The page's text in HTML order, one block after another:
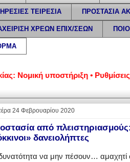
ΤΕΙΡΕΣΙΑ ΠΡΟΣΤΑΣΙΑ
ΧΡΕΩΝ ΕΠΙΧ/ΣΕΩΝ
υποστήριξη • Ρυθμίσεις
24 Φεβρουαρίου 2020
από
δανειολήπτες
να μην πέσουν… αμαχητί